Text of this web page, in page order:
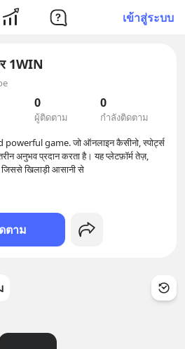
เข้าสู่ระบบ
1WIN
0
ผู้ติดตาม
0
กำลังติดตาม
game. जो ऑनलाइन कैसीनो, स्पोर्ट्स
अनुभव प्रदान करता है। यह प्लेटफ़ॉर्म तेज़,
ตาม